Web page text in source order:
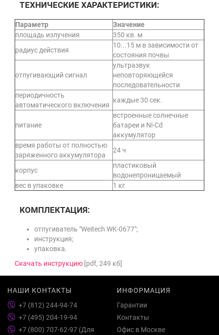
ТЕХНИЧЕСКИЕ ХАРАКТЕРИСТИКИ:
Параметр
Значение
площадь излучения
350 кв. м
радиус действия
10...15 м в зависимости от
состояния почвы
отпугивающий сигнал
ультразвук
неповторяющейся
последовательности
периодичность
автоматического включения
каждые 30 сек.
питание
встроенные солнечные
батареи и Ni-Cd
аккумулятор
время работы от полностью
заряженного аккумулятора
24 ч
корпус
пластиковый
водонепроницаемый
вес в упаковке
1 кг
КОМПЛЕКТАЦИЯ:
отпугиватель "Weitech WK-0677";
инструкция;
упаковка.
Скачать инструкцию [pdf, 249 кб]
НАШИ КОНТАКТЫ
+7 (812) 244-94-74
+7 (495) 204-19-94
+7 (800) 707-62-97 (Для
ИНФОРМАЦИЯ
Гарантии
Контакты
Офис в Москве